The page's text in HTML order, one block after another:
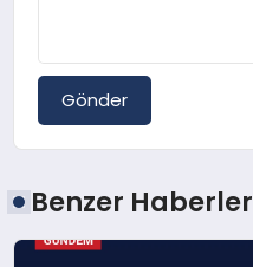
Gönder
Benzer Haberler